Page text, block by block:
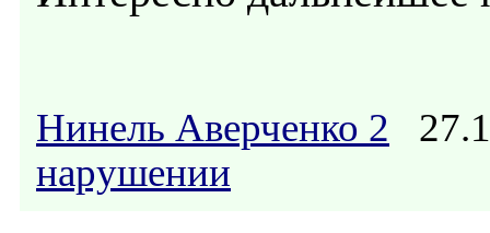
Нинель Аверченко 2
нарушении